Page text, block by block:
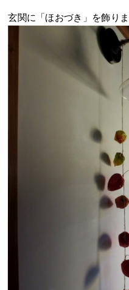
玄関に「ほおづき」を飾りま